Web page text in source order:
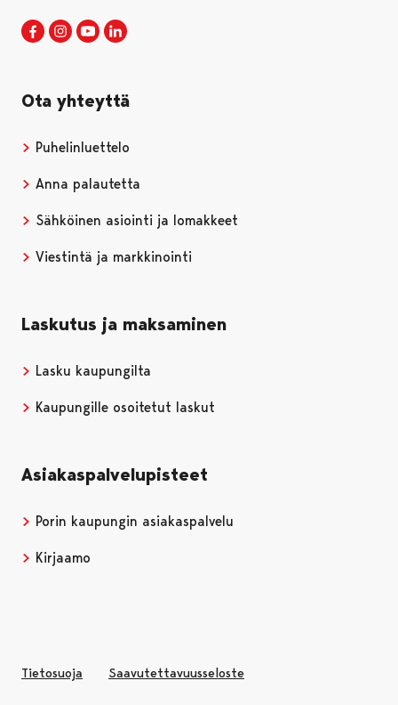
Porin kaupunki Facebookissa
Avautuu uudessa välilehdessä
Porin kaupunki Instagramissa
Avautuu uudessa välilehdessä
Porin kaupunki Youtubessa
Avautuu uudessa välilehdessä
Ota yhteyttä
Puhelinluettelo
Anna palautetta
Sähköinen asiointi ja lomakkeet
Viestintä ja markkinointi
Laskutus ja maksaminen
Lasku kaupungilta
Kaupungille osoitetut laskut
Asiakaspalvelupisteet
Porin kaupungin asiakaspalvelu
Kirjaamo
Tietosuoja Saavutettavuusseloste